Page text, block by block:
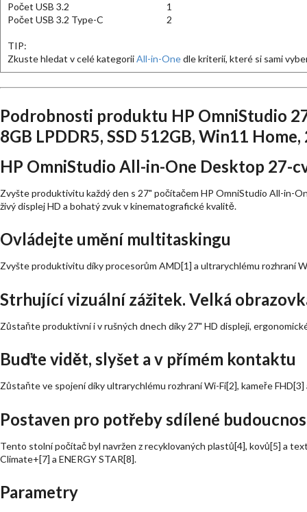
Počet USB 3.2
1
Počet USB 3.2 Type-C
2
TIP:
Zkuste hledat v celé kategoriiAll-in-Onedle kriterií, které si sami
Podrobnosti produktu HP OmniStudio
8GB LPDDR5, SSD 512GB, Win11 Home,
HP OmniStudio All-in-One Desktop 27-
Zvyšte produktivitu každý den s 27" počítačem HP OmniStudio All-in-
živý displej HD a bohatý zvuk v kinematografické kvalitě.
Ovládejte umění multitaskingu
Zvyšte produktivitu díky procesorům AMD[1] a ultrarychlému rozhraní
Strhující vizuální zážitek. Velká
Zůstaňte produktivní i v rušných dnech díky 27" HD displeji,
Buďte vidět, slyšet a v přímém kontaktu
Zůstaňte ve spojení díky ultrarychlému rozhraní Wi-Fi[2], kameře
Postaven pro potřeby sdílené
Tento stolní počítač byl navržen z recyklovaných plastů[4], kovů[5] a
Climate+[7] a ENERGY STAR[8].
Parametry